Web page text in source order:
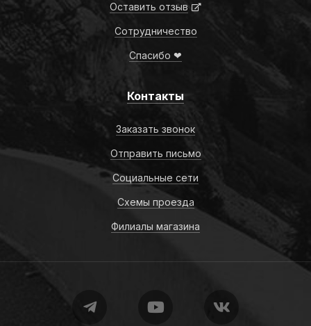
Оставить отзыв
Сотрудничество
Спасибо ❤
Контакты
Заказать звонок
Отправить письмо
Социальные сети
Схемы проезда
Филиалы магазина